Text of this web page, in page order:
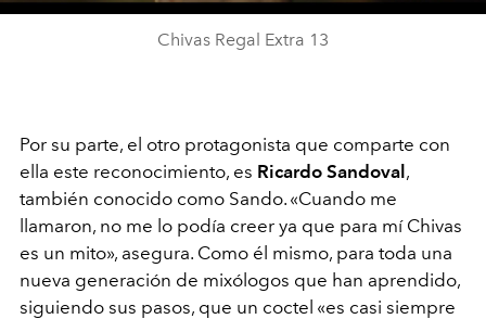
Chivas Regal Extra 13
Por su parte, el otro protagonista que comparte con
ella este reconocimiento, es Ricardo Sandoval ,
también conocido como Sando. «Cuando me
llamaron, no me lo podía creer ya que para mí Chivas
es un mito», asegura. Como él mismo, para toda una
nueva generación de mixólogos que han aprendido,
siguiendo sus pasos, que un coctel «es casi siempre